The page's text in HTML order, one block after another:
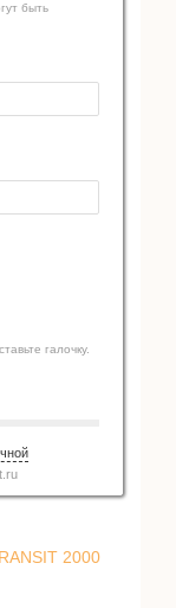
2000
быть
галочку.